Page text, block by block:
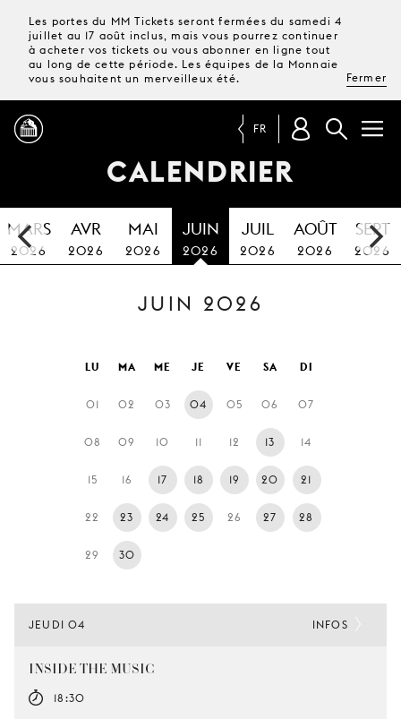
Les portes du MM Tickets seront fermées du samedi 4
juillet au 17 août inclus, mais vous pourrez continuer
à acheter vos tickets ou vous abonner en ligne tout
au long de cette période. Les équipes de la Monnaie
vous souhaitent un merveilleux été.
Fermer
PROGRAMME
MAGAZINE
TICKETS &
ABONNEMENTS
VISITE
JEUNE
LA
MONNAIE
NOUS
FR
CALENDRIER
MARS
2026
AVR
2026
MAI
2026
JUIN
2026
JUIL
2026
AOÛT
2026
SEPT
2026
JUIN 2026
LU MA ME JE VE SA DI
01 02 03 04 05 06 07
08 09 10 11 12 13 14
15 16 17 18 19 20 21
22 23 24 25 26 27 28
29 30
JEUDI 04
INSIDE THE MUSIC
18:30
INFOS